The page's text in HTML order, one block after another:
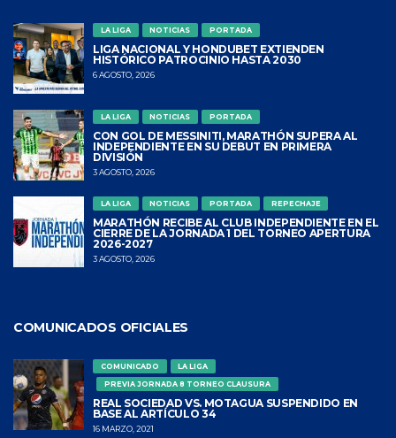
LA LIGA NOTICIAS PORTADA
LIGA NACIONAL Y HONDUBET EXTIENDEN
HISTÓRICO PATROCINIO HASTA 2030
6 AGOSTO, 2026
LA LIGA NOTICIAS PORTADA
CON GOL DE MESSINITI, MARATHÓN SUPERA AL
INDEPENDIENTE EN SU DEBUT EN PRIMERA
DIVISIÓN
3 AGOSTO, 2026
LA LIGA NOTICIAS PORTADA REPECHAJE
MARATHÓN RECIBE AL CLUB INDEPENDIENTE EN EL
CIERRE DE LA JORNADA 1 DEL TORNEO APERTURA
2026-2027
3 AGOSTO, 2026
COMUNICADOS OFICIALES
COMUNICADO
LA LIGA
PREVIA JORNADA 8 TORNEO CLAUSURA
REAL SOCIEDAD VS. MOTAGUA SUSPENDIDO EN
BASE AL ARTÍCULO 34
16 MARZO, 2021